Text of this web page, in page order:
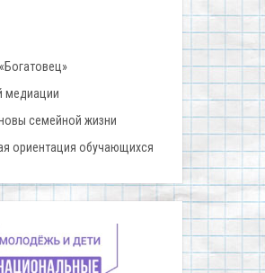
медиации
семейной жизни
ориентация обучающихся